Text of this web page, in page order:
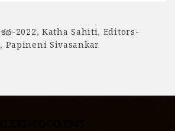
కథ-2022, Katha Sahiti, Editors-
, Papineni Sivasankar